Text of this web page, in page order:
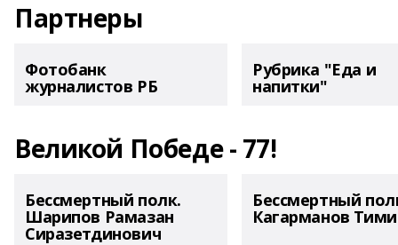
Партнеры
Фотобанк
журналистов РБ
Рубрика "Еда и
напитки"
Великой Победе - 77!
Бессмертный полк.
Шарипов Рамазан
Сиразетдинович
Бессмертный
Кагарманов